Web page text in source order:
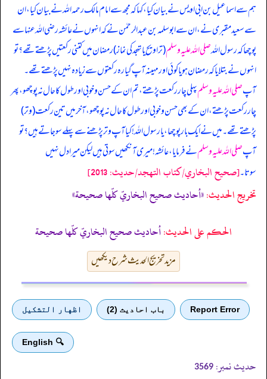
ہم سے اسماعیل بن ابی اویس نے بیان کیا، کہا کہ مجھ سے امام مالک رحمہ اللہ نے بیان کیا، ان
سے سعید مقبری نے، ان سے ابوسلمہ بن عبدالرحمٰن نے کہ انہوں نے عائشہ رضی اللہ عنہا سے
پوچھا کہرسول اللہصلی اللہ علیہ وسلم(تراویح یا تہجد کی نماز) رمضان میں کتنی رکعتیں پڑھتے تھے؟ تو
انہوں نے بتلایا کہ رمضان ہو یا کوئی اور مہینہ آپ گیارہ رکعتوں سے زیادہ نہیں پڑھتے تھے۔
آپصلی اللہ علیہ وسلمپہلی چار رکعت پڑھتے، تم ان کے حسن و خوبی اور طول کا حال نہ پوچھو، پھر
چار رکعت پڑھتے، ان کے بھی حسن و خوبی اور طول کا حال نہ پوچھو، آخر میں تین رکعت (وتر)
پڑھتے تھے۔ میں نے ایک بار پوچھا، یا رسول اللہ! کیا آپ وتر پڑھنے سے پہلے سو جاتے ہیں؟ تو
آپصلی اللہ علیہ وسلمنے فرمایا، عائشہ! میری آنکھیں سوتی ہیں لیکن میرا دل نہیں
سوتا۔[صحيح البخاري/كتاب التهجد/حدیث: 2013]
تخریج الحدیث:«أحاديث صحيح البخاريّ كلّها صحيحة»
الحكم على الحديث:أحاديث صحيح البخاريّ كلّها صحيحة
مزید تخریج الحدیث شرح دیکھیں
Report Error باب احادیث (2) اظهار التشكيل
🔍 English
حدیث نمبر: 3569